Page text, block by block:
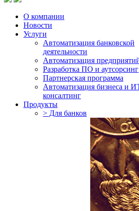
О компании
Новости
Услуги
Автоматизация банковской
деятельности
Автоматизация
Разработка ПО и аутсорсинг
Партнерская программа
Автоматизация бизнеса и
консалтинг
Продукты
> Для банков